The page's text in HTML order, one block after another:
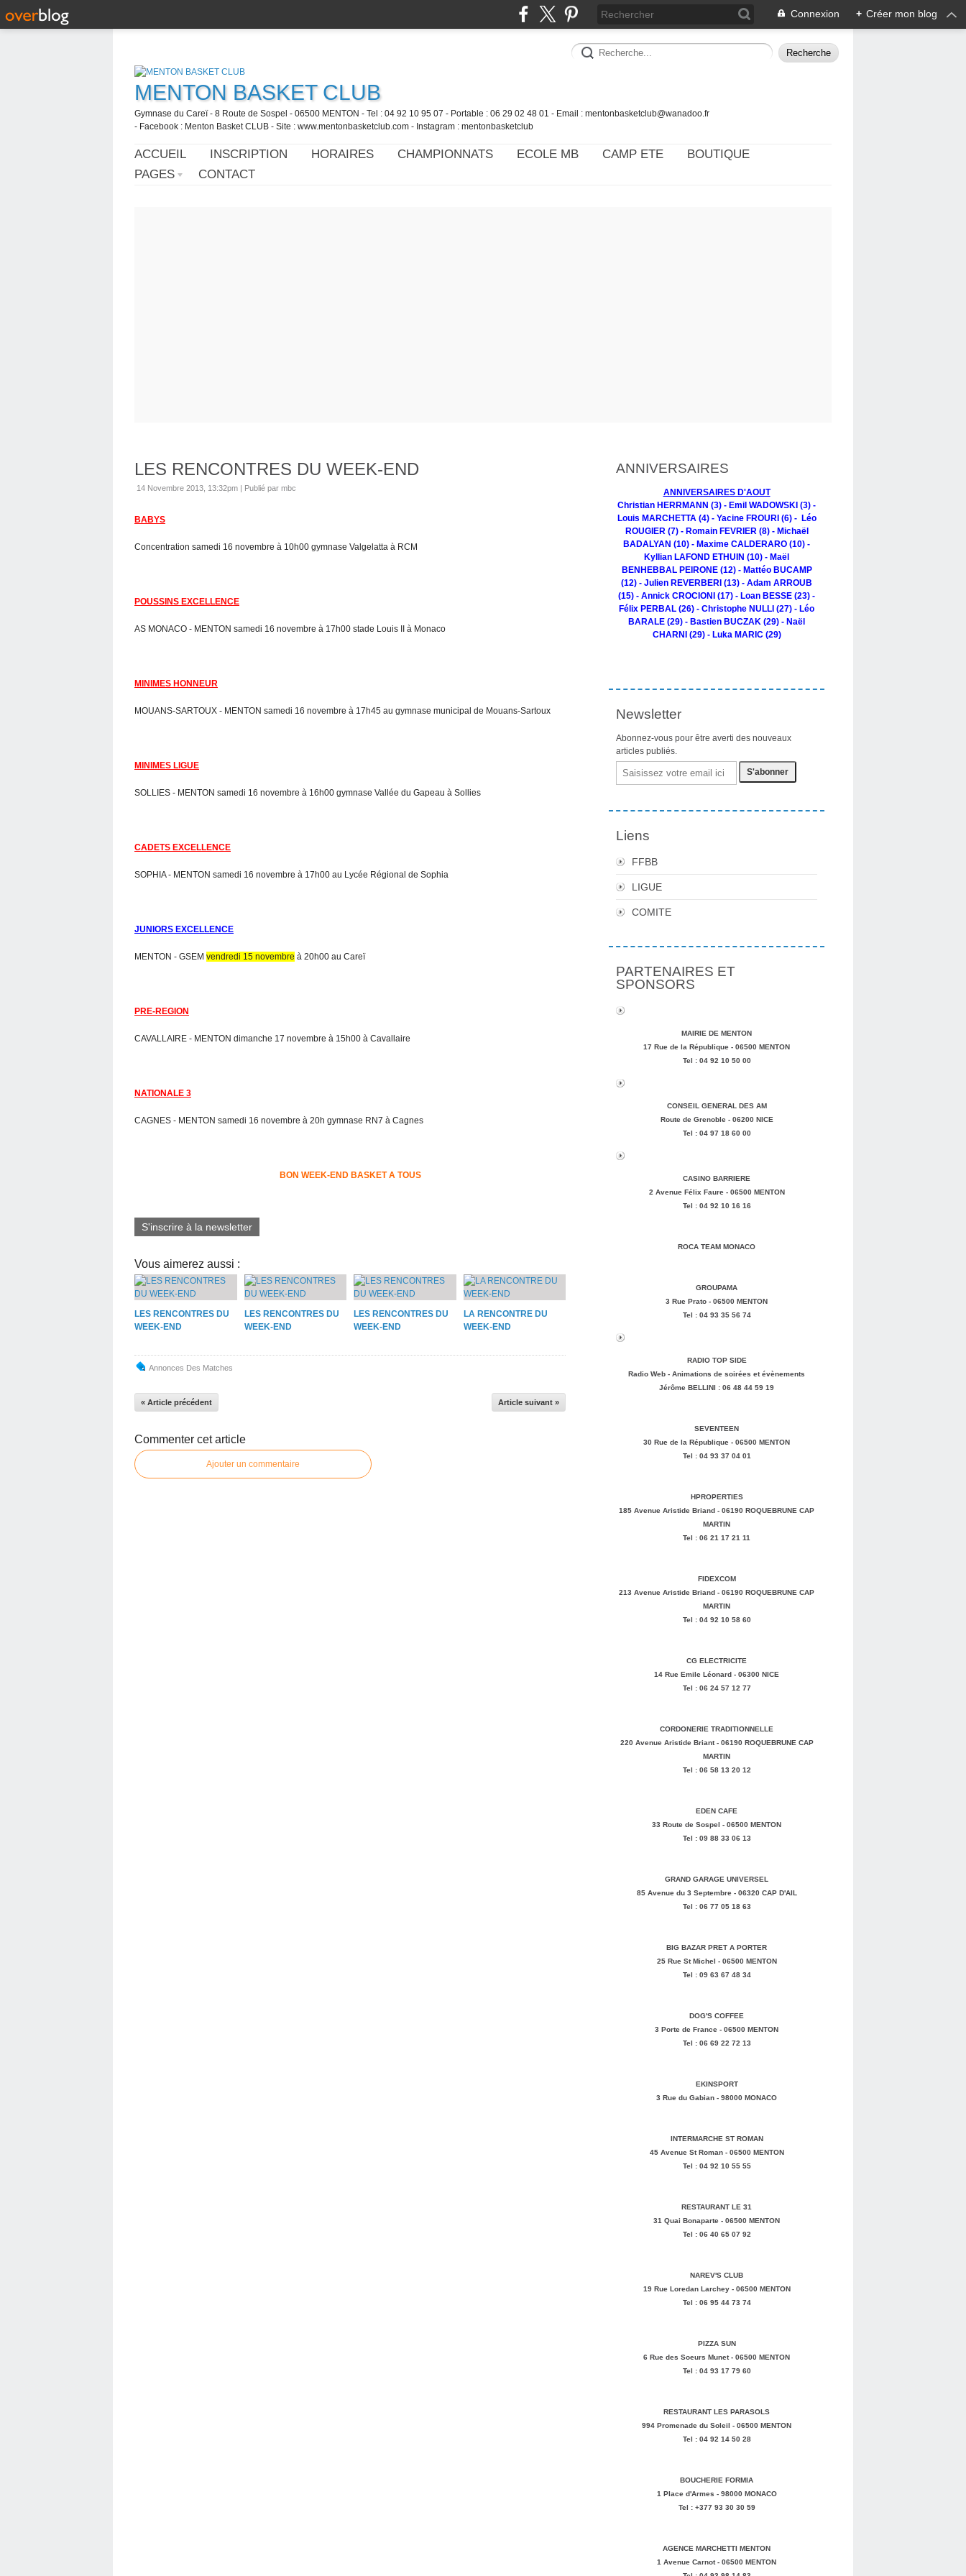
Connexion + Créer mon blog
MENTON BASKET CLUB
Gymnase du Careï - 8 Route de Sospel - 06500 MENTON - Tel : 04 92 10 95 07 - Portable : 06 29 02 48 01 - Email : mentonbasketclub@wanadoo.fr
- Facebook : Menton Basket CLUB - Site : www.mentonbasketclub.com - Instagram : mentonbasketclub
ACCUEIL INSCRIPTION HORAIRES CHAMPIONNATS ECOLE MB CAMP ETE
BOUTIQUE
PAGES
CONTACT
LES RENCONTRES DU WEEK-END
14 Novembre 2013, 13:32pm | Publié par mbc
BABYS
Concentration samedi 16 novembre à 10h00 gymnase Valgelatta à RCM
POUSSINS EXCELLENCE
AS MONACO - MENTON samedi 16 novembre à 17h00 stade Louis II à Monaco
MINIMES HONNEUR
MOUANS-SARTOUX - MENTON samedi 16 novembre à 17h45 au gymnase municipal de Mouans-Sartoux
MINIMES LIGUE
SOLLIES - MENTON samedi 16 novembre à 16h00 gymnase Vallée du Gapeau à Sollies
CADETS EXCELLENCE
SOPHIA - MENTON samedi 16 novembre à 17h00 au Lycée Régional de Sophia
JUNIORS EXCELLENCE
MENTON - GSEM vendredi 15 novembre à 20h00 au Careï
PRE-REGION
CAVALLAIRE - MENTON dimanche 17 novembre à 15h00 à Cavallaire
NATIONALE 3
CAGNES - MENTON samedi 16 novembre à 20h gymnase RN7 à Cagnes
BON WEEK-END BASKET A TOUS
S'inscrire à la newsletter
Vous aimerez aussi :
LES RENCONTRES DU
WEEK-END
LES RENCONTRES DU
WEEK-END
LES RENCONTRES DU
WEEK-END
LA RENCONTRE DU
WEEK-END
Annonces Des Matches
« Article précédent Article suivant »
Commenter cet article
Ajouter un commentaire
ANNIVERSAIRES
ANNIVERSAIRES D'AOUT
Christian HERRMANN (3) - Emil WADOWSKI (3) -
Louis MARCHETTA (4) - Yacine FROURI (6) - Léo
ROUGIER (7) - Romain FEVRIER (8) - Michaël
BADALYAN (10) - Maxime CALDERARO (10) -
Kyllian LAFOND ETHUIN (10) - Maël
BENHEBBAL PEIRONE (12) - Mattéo BUCAMP
(12) - Julien REVERBERI (13) - Adam ARROUB
(15) - Annick CROCIONI (17) - Loan BESSE (23) -
Félix PERBAL (26) - Christophe NULLI (27) - Léo
BARALE (29) - Bastien BUCZAK (29) - Naël
CHARNI (29) - Luka MARIC (29)
Newsletter
Abonnez-vous pour être averti des nouveaux
articles publiés.
Email
Liens
FFBB
LIGUE
COMITE
PARTENAIRES ET
SPONSORS
MAIRIE DE MENTON
17 Rue de la République - 06500 MENTON
Tel : 04 92 10 50 00
CONSEIL GENERAL DES AM
Route de Grenoble - 06200 NICE
Tel : 04 97 18 60 00
CASINO BARRIERE
2 Avenue Félix Faure - 06500 MENTON
Tel : 04 92 10 16 16
ROCA TEAM MONACO
GROUPAMA
3 Rue Prato - 06500 MENTON
Tel : 04 93 35 56 74
RADIO TOP SIDE
Radio Web - Animations de soirées et évènements
Jérôme BELLINI : 06 48 44 59 19
SEVENTEEN
30 Rue de la République - 06500 MENTON
Tel : 04 93 37 04 01
HPROPERTIES
185 Avenue Aristide Briand - 06190 ROQUEBRUNE CAP
MARTIN
Tel : 06 21 17 21 11
FIDEXCOM
213 Avenue Aristide Briand - 06190 ROQUEBRUNE CAP
MARTIN
Tel : 04 92 10 58 60
CG ELECTRICITE
14 Rue Emile Léonard - 06300 NICE
Tel : 06 24 57 12 77
CORDONERIE TRADITIONNELLE
220 Avenue Aristide Briant - 06190 ROQUEBRUNE CAP
MARTIN
Tel : 06 58 13 20 12
EDEN CAFE
33 Route de Sospel - 06500 MENTON
Tel : 09 88 33 06 13
GRAND GARAGE UNIVERSEL
85 Avenue du 3 Septembre - 06320 CAP D'AIL
Tel : 06 77 05 18 63
BIG BAZAR PRET A PORTER
25 Rue St Michel - 06500 MENTON
Tel : 09 63 67 48 34
DOG'S COFFEE
3 Porte de France - 06500 MENTON
Tel : 06 69 22 72 13
EKINSPORT
3 Rue du Gabian - 98000 MONACO
INTERMARCHE ST ROMAN
45 Avenue St Roman - 06500 MENTON
Tel : 04 92 10 55 55
RESTAURANT LE 31
31 Quai Bonaparte - 06500 MENTON
Tel : 06 40 65 07 92
NAREV'S CLUB
19 Rue Loredan Larchey - 06500 MENTON
Tel : 06 95 44 73 74
PIZZA SUN
6 Rue des Soeurs Munet - 06500 MENTON
Tel : 04 93 17 79 60
RESTAURANT LES PARASOLS
994 Promenade du Soleil - 06500 MENTON
Tel : 04 92 14 50 28
BOUCHERIE FORMIA
1 Place d'Armes - 98000 MONACO
Tel : +377 93 30 30 59
AGENCE MARCHETTI MENTON
1 Avenue Carnot - 06500 MENTON